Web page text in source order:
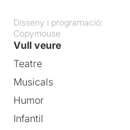
Disseny i programació:
Copymouse
Vull veure
Teatre
Musicals
Humor
Infantil